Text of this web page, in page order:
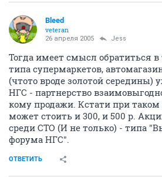
Bleed
veteran
26 апреля 2005 Jess
Тогда имеет смысл обратиться в
типа супермаркетов,
(чтото вроде золотой середины)
НГС - партнерство
кому продажи. Кстати при таком
может стоить и 300, и 500 р.
среди СТО (И не только) - типа
форума НГС".
ОТВЕТИТЬ